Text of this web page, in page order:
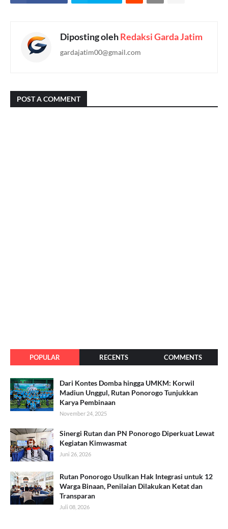
Diposting olehRedaksi Garda Jatim
gardajatim00@gmail.com
POST A COMMENT
POPULAR RECENTS COMMENTS
Dari Kontes Domba hingga UMKM: Korwil
Madiun Unggul, Rutan Ponorogo Tunjukkan
Karya Pembinaan
November 24, 2025
Sinergi Rutan dan PN Ponorogo Diperkuat Lewat
Kegiatan Kimwasmat
Juni 26, 2026
Rutan Ponorogo Usulkan Hak Integrasi untuk 12
Warga Binaan, Penilaian Dilakukan Ketat dan
Transparan
Juli 08, 2026